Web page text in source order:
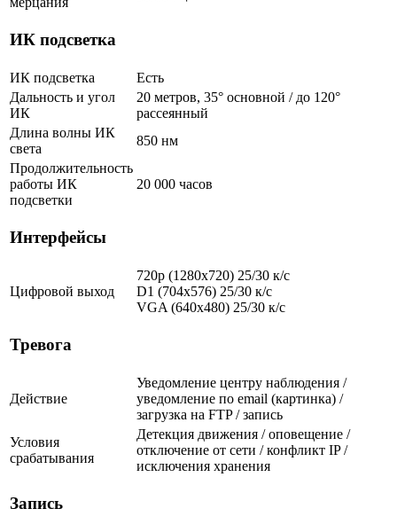
ИК подсветка
ИК подсветка
Есть
Дальность и угол
ИК
20 метров, 35° основной / до 120°
рассеянный
Длина волны ИК
света
850 нм
Продолжительность
работы ИК
подсветки
20 000 часов
Интерфейсы
Цифровой выход
720p (1280х720) 25/30 к/с
D1 (704x576) 25/30 к/с
VGA (640x480) 25/30 к/с
Тревога
Действие
Уведомление центру наблюдения /
уведомление по email (картинка) /
загрузка на FTP / запись
Условия
срабатывания
Детекция движения / оповещение /
отключение от сети / конфликт IP /
исключения хранения
Запись